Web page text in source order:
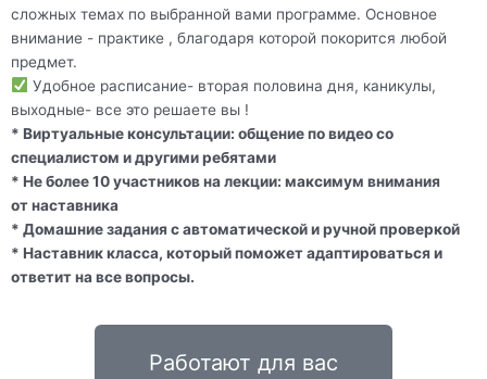
сложных темах по выбранной вами программе. Основное
внимание - практике , благодаря которой покорится любой
предмет.
Удобное расписание- вторая половина дня, каникулы,
выходные- все это решаете вы !
* Виртуальные консультации: общение по видео со
специалистом и другими ребятами
* Не более 10 участников на лекции: максимум внимания
от наставника
* Домашние задания с автоматической и ручной проверкой
* Наставник класса, который поможет адаптироваться и
ответит на все вопросы.
Работают для вас